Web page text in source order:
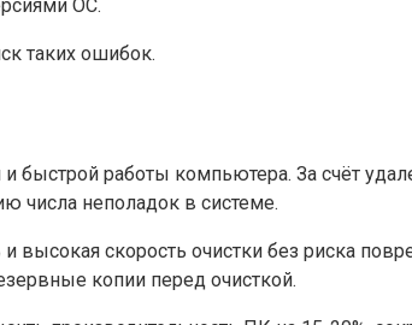
ОС.
таких ошибок.
быстрой работы компьютера. За счёт
числа неполадок в системе.
высокая скорость очистки без риска
копии перед очисткой.